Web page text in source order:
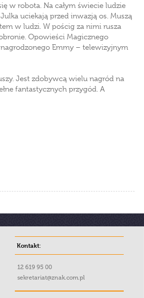
w robota. Na całym świecie ludzie
uciekają przed inwazją os. Muszą
w ludzi. W pościg za nimi rusza
Opowieści Magicznego
Emmy – telewizyjnym
Jest zdobywcą wielu nagród na
fantastycznych przygód. A
Kontakt:
12 619 95 00
sekretariat@znak.com.pl